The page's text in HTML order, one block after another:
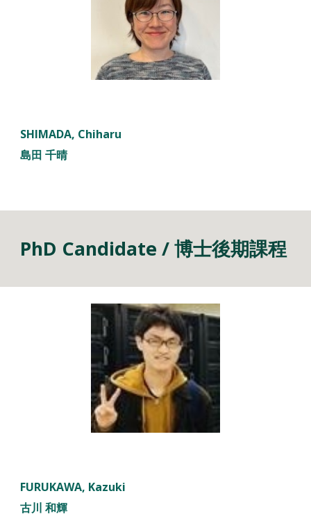
SHIMADA, Chiharu
島田 千晴
PhD Candidate / 博士後期課程
FURUKAWA, Kazuki
古川 和輝